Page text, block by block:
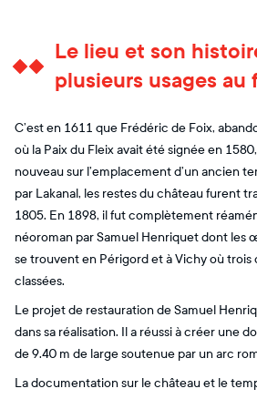
Le lieu et son
plusieurs usages au
C’est en 1611 que Frédéric de Foix,
où la Paix du Fleix avait été signée en
nouveau sur l’emplacement d’un ancien
par Lakanal, les restes du château furent
1805. En 1898, il fut complètement
néoroman par Samuel Henriquet dont les
se trouvent en Périgord et à Vichy où trois
classées.
Le projet de restauration de Samuel
dans sa réalisation. Il a réussi à créer une
de 9.40 m de large soutenue par un arc
La documentation sur le château et le